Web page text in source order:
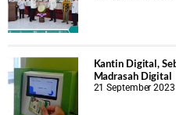
Kantin Digital,
Madrasah Digital
21 September 2023